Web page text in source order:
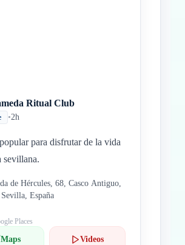
Ritual Club
•2h
para disfrutar de la vida
sevillana.
de Hércules, 68, Casco Antiguo,
España
Places
Maps Videos